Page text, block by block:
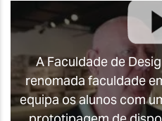
A Faculdade de
renomada faculdade
equipa os alunos com